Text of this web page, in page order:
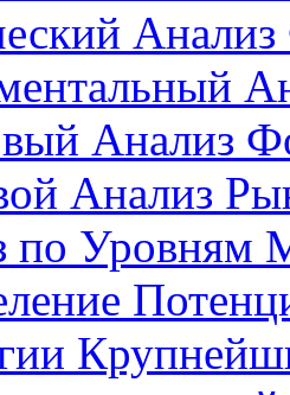
Анализ
Анализ
по Уровням